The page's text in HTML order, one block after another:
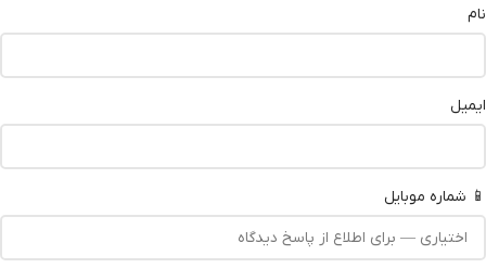
نام
ایمیل
📱 شماره موبایل